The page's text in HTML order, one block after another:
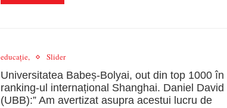
educație, Slider
Universitatea Babeș-Bolyai, out din top 1000 în
ranking-ul internațional Shanghai. Daniel David
(UBB):” Am avertizat asupra acestui lucru de